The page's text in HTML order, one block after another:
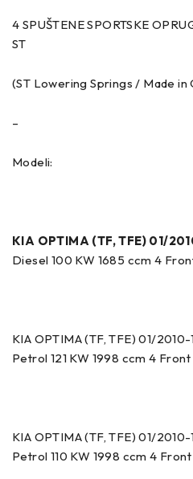
4 SPUŠTENE SPORTSKE
ST
(ST Lowering Springs / Made in
–
Modeli:
KIA OPTIMA (TF, TFE) 01/
Diesel 100 KW 1685 ccm 4
KIA OPTIMA (TF, TFE) 01/
Petrol 121 KW 1998 ccm 4
KIA OPTIMA (TF, TFE) 01/
Petrol 110 KW 1998 ccm 4